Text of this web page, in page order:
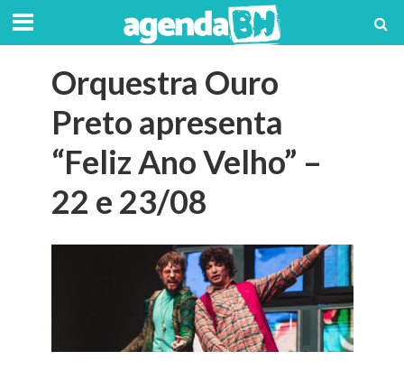
Orquestra Ouro
Preto apresenta
“Feliz Ano Velho” –
22 e 23/08